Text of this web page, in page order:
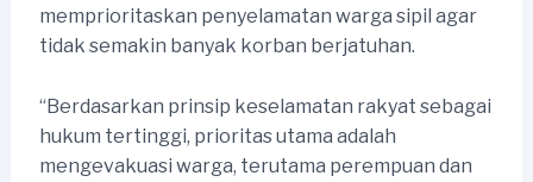
memprioritaskan penyelamatan warga sipil agar
tidak semakin banyak korban berjatuhan.
“Berdasarkan prinsip keselamatan rakyat sebagai
hukum tertinggi, prioritas utama adalah
mengevakuasi warga, terutama perempuan dan